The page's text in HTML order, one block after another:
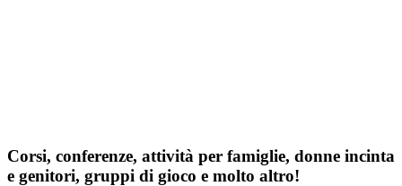
Corsi, conferenze, attività per famiglie, donne incinta
e genitori, gruppi di gioco e molto altro!